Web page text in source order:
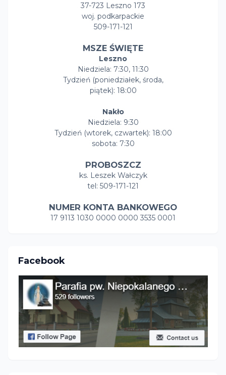
37-723 Leszno 173
woj. podkarpackie
509-171-121
MSZE ŚWIĘTE
Leszno
Niedziela: 7:30, 11:30
Tydzień (poniedziałek, środa,
piątek): 18:00
Nakło
Niedziela: 9:30
Tydzień (wtorek, czwartek): 18:00
sobota: 7:30
PROBOSZCZ
ks. Leszek Wałczyk
tel: 509-171-121
NUMER KONTA BANKOWEGO
17 9113 1030 0000 0000 3535 0001
Facebook